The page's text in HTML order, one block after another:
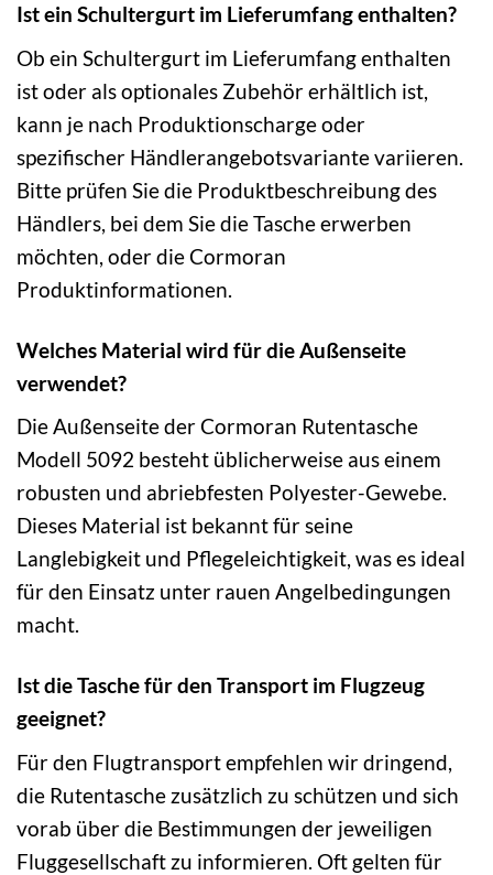
Ist ein Schultergurt im Lieferumfang enthalten?
Ob ein Schultergurt im Lieferumfang enthalten
ist oder als optionales Zubehör erhältlich ist,
kann je nach Produktionscharge oder
spezifischer Händlerangebotsvariante variieren.
Bitte prüfen Sie die Produktbeschreibung des
Händlers, bei dem Sie die Tasche erwerben
möchten, oder die Cormoran
Produktinformationen.
Welches Material wird für die Außenseite
verwendet?
Die Außenseite der Cormoran Rutentasche
Modell 5092 besteht üblicherweise aus einem
robusten und abriebfesten Polyester-Gewebe.
Dieses Material ist bekannt für seine
Langlebigkeit und Pflegeleichtigkeit, was es ideal
für den Einsatz unter rauen Angelbedingungen
macht.
Ist die Tasche für den Transport im Flugzeug
geeignet?
Für den Flugtransport empfehlen wir dringend,
die Rutentasche zusätzlich zu schützen und sich
vorab über die Bestimmungen der jeweiligen
Fluggesellschaft zu informieren. Oft gelten für